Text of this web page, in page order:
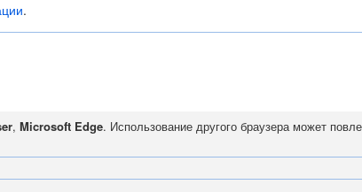
.
, Microsoft Edge. Использование другого браузера может